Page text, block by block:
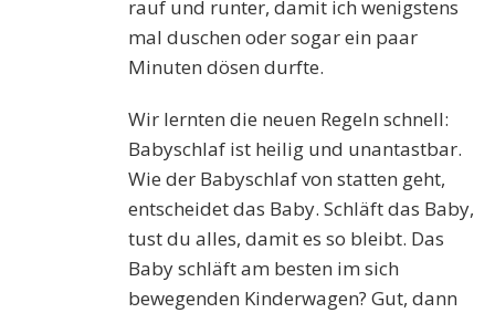
rauf und runter, damit ich wenigstens
mal duschen oder sogar ein paar
Minuten dösen durfte.
Wir lernten die neuen Regeln schnell:
Babyschlaf ist heilig und unantastbar.
Wie der Babyschlaf von statten geht,
entscheidet das Baby. Schläft das Baby,
tust du alles, damit es so bleibt. Das
Baby schläft am besten im sich
bewegenden Kinderwagen? Gut, dann